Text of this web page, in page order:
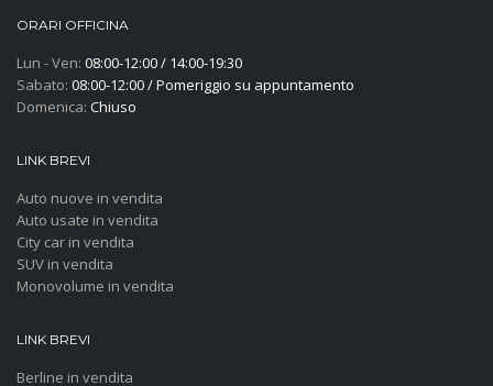
ORARI OFFICINA
Lun - Ven: 08:00-12:00 / 14:00-19:30
Sabato: 08:00-12:00 / Pomeriggio su appuntamento
Domenica: Chiuso
LINK BREVI
Auto nuove in vendita
Auto usate in vendita
City car in vendita
SUV in vendita
Monovolume in vendita
LINK BREVI
Berline in vendita